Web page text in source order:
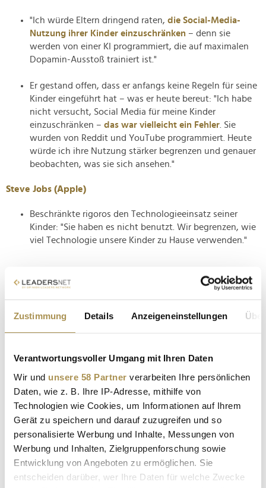
Zustimmung Details Anzeigeneinstellungen
Verantwortungsvoller Umgang mit Ihren Daten
Wir und unsere 58 Partner verarbeiten Ihre persönlichen
Daten, wie z. B. Ihre IP-Adresse, mithilfe von
Technologien wie Cookies, um Informationen auf Ihrem
Gerät zu speichern und darauf zuzugreifen und so
personalisierte Werbung und Inhalte, Messungen von
Werbung und Inhalten, Zielgruppenforschung sowie
Entwicklung von Angeboten zu ermöglichen. Sie
entscheiden darüber, wer Ihre Daten für welche Zwecke
"Ich würde Eltern dringend raten, die Social-Media-
Nutzung ihrer Kinder einzuschränken – denn sie
werden von einer KI programmiert, die auf maximalen
Dopamin-Ausstoß trainiert ist."
Er gestand offen, dass er anfangs keine Regeln für seine
Kinder eingeführt hat – was er heute bereut: "Ich habe
nicht versucht, Social Media für meine Kinder
einzuschränken – das war vielleicht ein Fehler . Sie
wurden von Reddit und YouTube programmiert. Heute
würde ich ihre Nutzung stärker begrenzen und genauer
beobachten, was sie sich ansehen."
Steve Jobs (Apple)
Beschränkte rigoros den Technologieeinsatz seiner
Kinder: "Sie haben es nicht benutzt. Wir begrenzen, wie
viel Technologie unsere Kinder zu Hause verwenden."
SMARTPHONE SMARTPHONE-VERZICHT
CEOS SUPERREICHE TECH-MILLIARDÄRE
BILL GATES MARK ZUCKERBERG ELON MUSK